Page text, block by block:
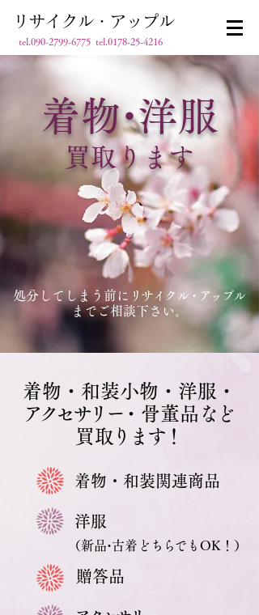
リサイクル・アップル
tel.090-2799-6775 tel.0178-25-4216
着物・洋服
買取ります
​処分してしまう前に リサイクル・ ア ップル
までご相談下さい。
着物・和装小物・洋服・
アクセサリ ー・骨董品 な ど
買取ります！
着物・和装関連商品
洋服
（新品・古着ど ちらでもOK！ ）
贈答品